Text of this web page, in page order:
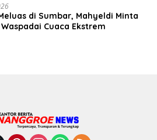
di Sumbar, Mahyeldi Minta
Cuaca Ekstrem